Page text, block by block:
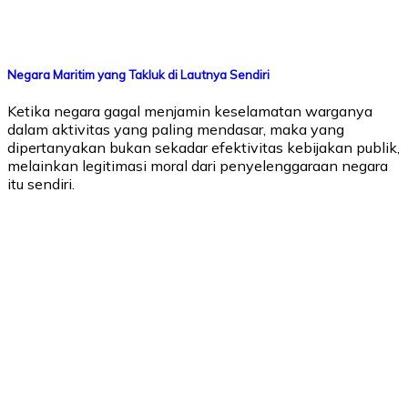
Negara Maritim yang Takluk di Lautnya Sendiri
Ketika negara gagal menjamin keselamatan warganya
dalam aktivitas yang paling mendasar, maka yang
dipertanyakan bukan sekadar efektivitas kebijakan publik,
melainkan legitimasi moral dari penyelenggaraan negara
itu sendiri.